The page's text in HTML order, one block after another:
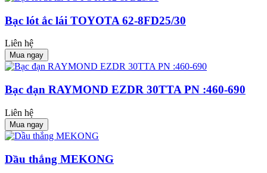
Bạc lót ắc lái TOYOTA 62-8FD25/30
Liên hệ
Mua ngay
Bạc đạn RAYMOND EZDR 30TTA PN :460-690
Liên hệ
Mua ngay
Dầu thắng MEKONG